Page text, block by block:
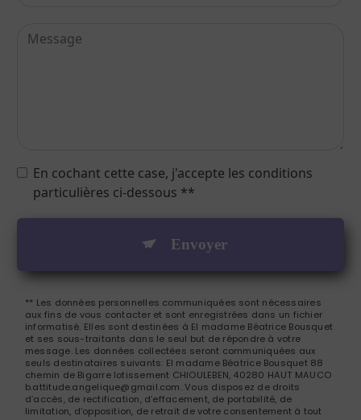
En cochant cette case, j'accepte les conditions
particulières ci-dessous **
Envoyer
** Les données personnelles communiquées sont nécessaires
aux fins de vous contacter et sont enregistrées dans un fichier
informatisé. Elles sont destinées à El madame Béatrice Bousquet
et ses sous-traitants dans le seul but de répondre à votre
message. Les données collectées seront communiquées aux
seuls destinataires suivants: El madame Béatrice Bousquet 88
chemin de Bigarre lotissement CHIOULEBEN, 40280 HAUT MAUCO
b.attitude.angelique@gmail.com. Vous disposez de droits
d’accès, de rectification, d’effacement, de portabilité, de
limitation, d’opposition, de retrait de votre consentement à tout